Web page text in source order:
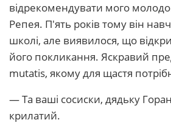
відрекомендувати мого
Репея. П'ять років тому він
школі, але виявилося, що
його покликання. Яскравий
mutatis, якому для щастя
— Та ваші сосиски, дядьку
крилатий.